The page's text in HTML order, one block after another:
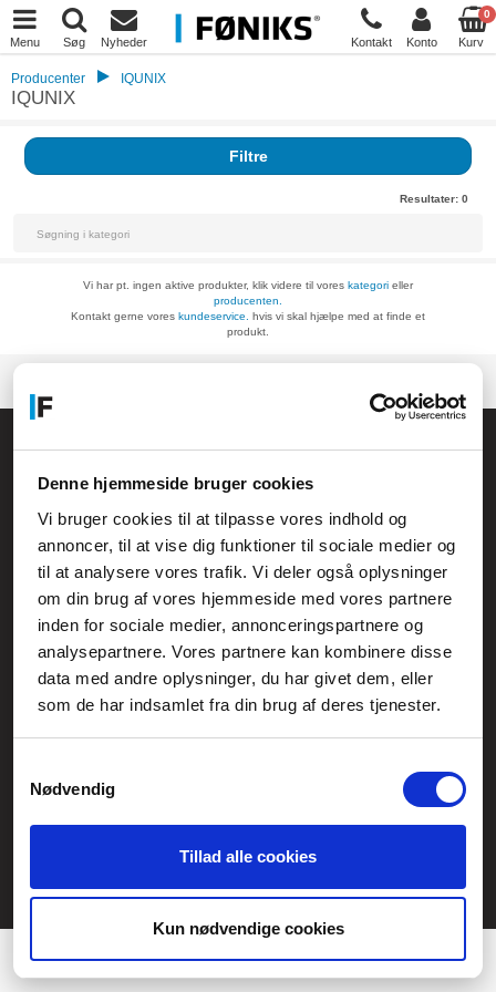
Denne hjemmeside bruger cookies
Vi bruger cookies til at tilpasse vores indhold og
annoncer, til at vise dig funktioner til sociale medier og
til at analysere vores trafik. Vi deler også oplysninger
om din brug af vores hjemmeside med vores partnere
inden for sociale medier, annonceringspartnere og
analysepartnere. Vores partnere kan kombinere disse
data med andre oplysninger, du har givet dem, eller
som de har indsamlet fra din brug af deres tjenester.
Nødvendig
Tillad alle cookies
Kun nødvendige cookies
Menu Søg Nyheder Kontakt Konto
0
Kurv
Producenter IQUNIX
IQUNIX
Filtre
Resultater: 0
Vi har pt. ingen aktive produkter, klik videre til vores kategori eller
producenten.
Kontakt gerne vores kundeservice.
hvis vi skal hjælpe med at finde et
produkt.
Anelystparken 33B, 8381 Tilst
Generelle henvendelser:
kontakt@fcomputer.dk
Service- og reklamationsafdelingen:
Sitemap
3 ugers returret Datasikkerhed/Cookies